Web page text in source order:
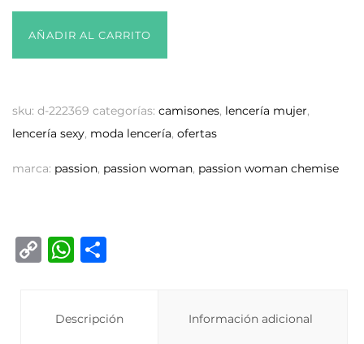
AÑADIR AL CARRITO
sku: d-222369 categorías: camisones, lencería mujer,
lencería sexy, moda lencería, ofertas
marca: passion, passion woman, passion woman chemise
C
W
s
p
Descripción Información adicional